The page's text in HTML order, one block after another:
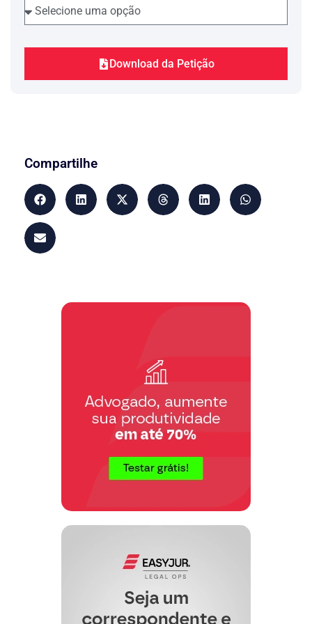
“Crime continuado
definitivamente condenado por vários
crimes em continuação (CP, art. 71).
Depois, sejam descobertos novos crimes
delitiva entre os crimes dos dois
dará nos termos do art. 82 deste
Código (RHC 56.773, DJU
1000.2.7000, p. 1062). Ao delito
continuado, decidiu o Pretório Excelso,
embora constitua unidade, aplica-se o
artigo 82,
prevalente deverá avocar os processos
que corram perante os outros juízes,
salvo se já estiverem com sentença
definitiva. Neste caso, a unidade dos
processos só se dará, ulteriormente, para
o efeito de soma ou de unificação de
Mesmo considerando que as outras duas
ações contra o mesmo réu ainda se
encontram em fase de recurso (ver http:
avocação, uma vez que“a expressão
‘sentença definitiva’ não é empregada no
art. 82 do CPP no sentido de sentença
tecnicamente correto, mas no de
sentença final”(STJ, RT 660/351).
Considere-se, além disso, que, faltando
julgamento de mérito,“incorreto é
buscar-se o antecipado reconhecimento
Download da Petição
Compartilhe